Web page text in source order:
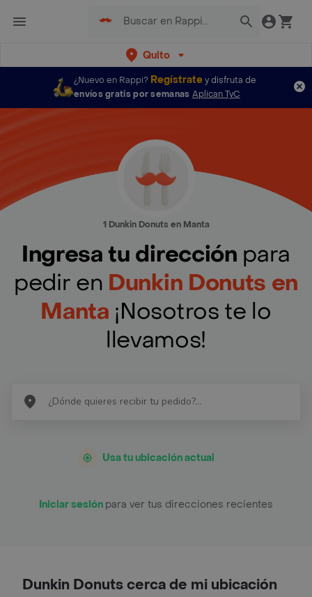
Quito
¿Nuevo en Rappi? Regístratey disfruta de
envíos gratis por semanas Aplican TyC
1 Dunkin Donuts en Manta
Ingresa tu dirección para
pedir en Dunkin Donuts en
Manta ¡Nosotros te lo
llevamos!
Usa tu ubicación actual
Iniciar sesión para ver tus direcciones recientes
Dunkin Donuts cerca de mi ubicación